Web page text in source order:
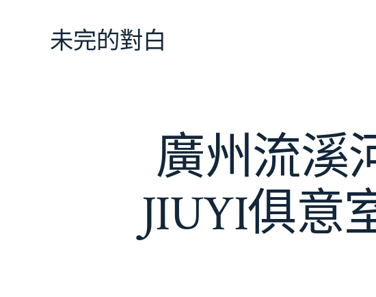
未完的對白
廣州流溪
JIUYI俱意